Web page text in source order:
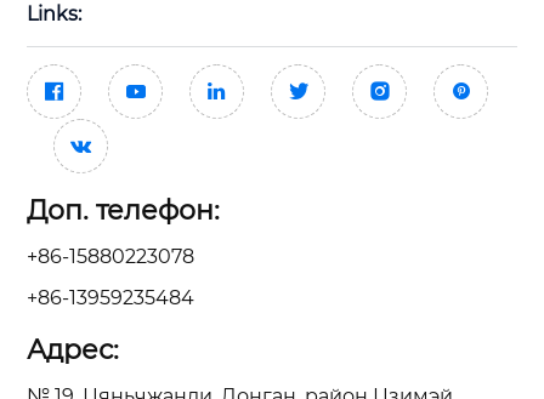
Links:
     

Доп. телефон:
+86-15880223078
+86-13959235484
Адрес: